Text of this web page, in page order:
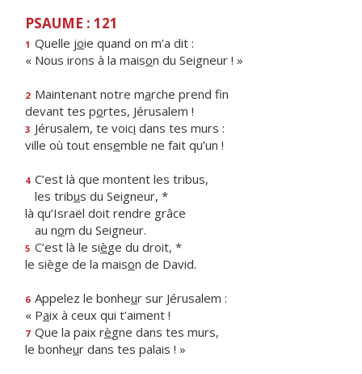
PSAUME : 121
1 Quelle joie quand on m’a dit :
« Nous irons à la maison du Seigneur ! »
2 Maintenant notre marche prend fin
devant tes portes, Jérusalem !
3 Jérusalem, te voici dans tes murs :
ville où tout ensemble ne fait qu’un !
4 C’est là que montent les tribus,
les tribus du Seigneur, *
là qu’Israël doit rendre grâce
au nom du Seigneur.
5 C’est là le siège du droit, *
le siège de la maison de David.
6 Appelez le bonheur sur Jérusalem :
« Paix à ceux qui t’aiment !
7 Que la paix règne dans tes murs,
le bonheur dans tes palais ! »